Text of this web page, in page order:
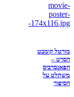
מורטל קומבט
הסרט –
הפאנסרביס
משתלט על
הסיפור